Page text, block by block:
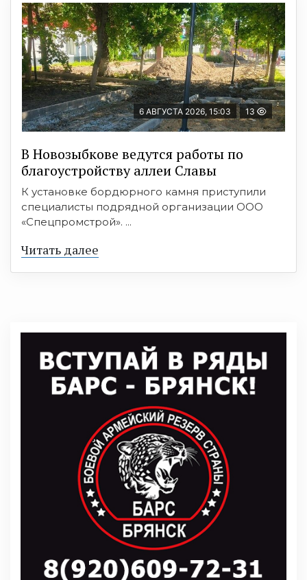
6 АВГУСТА 2026, 15:03 13
В Новозыбкове ведутся работы по
благоустройству аллеи Славы
К установке бордюрного камня приступили
специалисты подрядной организации ООО
«Спецпромстрой». ...
Читать далее